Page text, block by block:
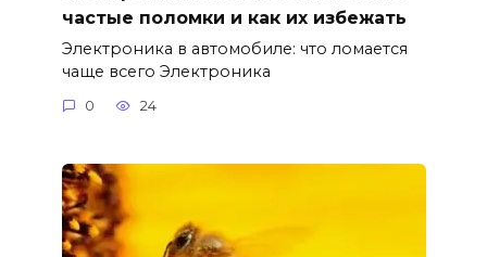
частые поломки и как их избежать
Электроника в автомобиле: что ломается
чаще всего Электроника
0 24